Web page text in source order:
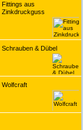
Fittings aus
Zinkdruckguss
Schrauben & Dübel
Wolfcraft